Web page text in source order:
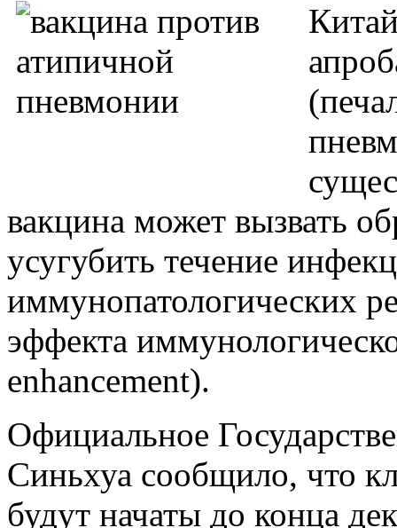
вакцина может вызвать
усугубить течение
иммунопатологических
эффекта
enhancement).
Официальное
Синьхуа сообщило, что
будут начаты до конца